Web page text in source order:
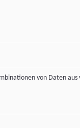
von Daten aus